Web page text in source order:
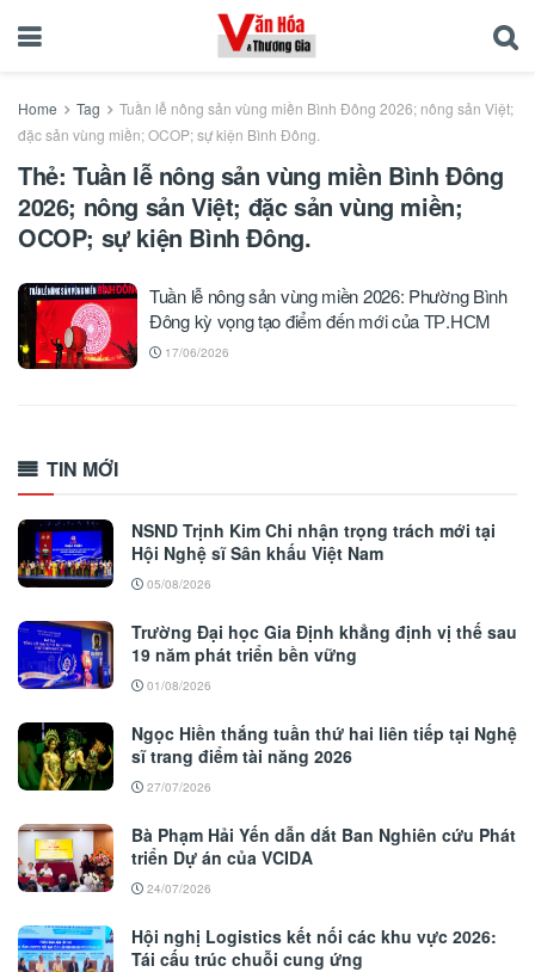
Home Tag
Tuần lễ nông sản vùng miền Bình Đông 2026; nông sản Việt;
đặc sản vùng miền; OCOP; sự kiện Bình Đông.
Thẻ: Tuần lễ nông sản vùng miền Bình Đông
2026; nông sản Việt; đặc sản vùng miền;
OCOP; sự kiện Bình Đông.
Tuần lễ nông sản vùng miền 2026: Phường Bình
Đông kỳ vọng tạo điểm đến mới của ТР.НСМ
17/06/2026
TIN MỚI
NSND Trịnh Kim Chi nhận trọng trách mới tại
Hội Nghệ sĩ Sân khấu Việt Nam
05/08/2026
Trường Đại học Gia Định khẳng định vị thế sau
19 năm phát triển bền vững
01/08/2026
Ngọc Hiền thắng tuần thứ hai liên tiếp tại Nghệ
sĩ trang điểm tài năng 2026
27/07/2026
Bà Phạm Hải Yến dẫn dắt Ban Nghiên cứu Phát
triển Dự án của VCIDA
24/07/2026
Hội nghị Logistics kết nối các khu vực 2026:
Tái cấu trúc chuỗi cung ứng